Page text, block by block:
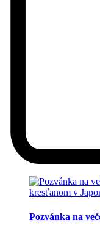
Pozvánka na